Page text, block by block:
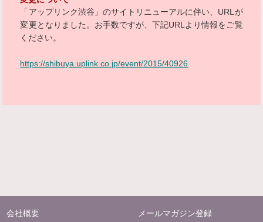
「アップリンク渋谷」のサイトリニューアルに伴い、URLが
変更となりました。お手数ですが、下記URLより情報をご覧
ください。
https://shibuya.uplink.co.jp/event/2015/40926
会社概要
メールマガジン登録